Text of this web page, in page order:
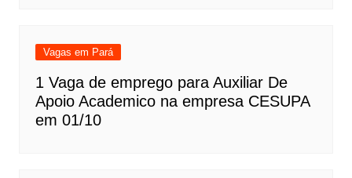
Vagas em Pará
1 Vaga de emprego para Auxiliar De
Apoio Academico na empresa CESUPA
em 01/10